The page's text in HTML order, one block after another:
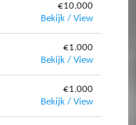
€10.000
Bekijk / View
€1.000
Bekijk / View
€1.000
Bekijk / View